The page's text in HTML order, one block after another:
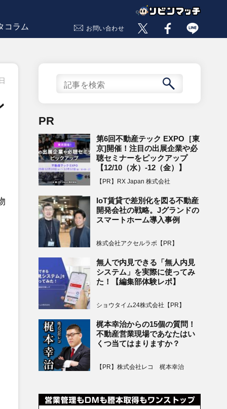
コラム お問い合わせ
PR
第6回不動産テック EXPO［東
京]開催！注目の出展企業や必
聴セミナーをピックアップ
【12/10（水）-12（金）】
【PR】RX Japan 株式会社
IoT賃貸で差別化を図る不動産
開発会社の戦略。Jグランドの
スマートホーム導入事例
株式会社アクセルラボ【PR】
無人で内見できる「無人内見
システム」を実際に使ってみ
た！【編集部体験レポ】
ショウタイム24株式会社【PR】
梶本幸治からの15個の質問！
不動産営業現場であなたはい
くつ当てはまりますか？
【PR】株式会社レコ 梶本幸治